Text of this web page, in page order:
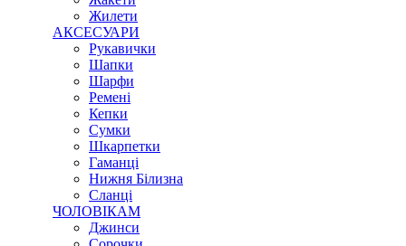
Жилети
АКСЕСУАРИ
Рукавички
Шапки
Шарфи
Ремені
Кепки
Сумки
Шкарпетки
Гаманці
Нижня Білизна
Сланці
ЧОЛОВІКАМ
Джинси